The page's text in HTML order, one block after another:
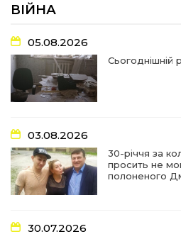
17:18
27 лип
У Барвінківській
найгуманнішої професії
16:29
22 лип
Медики Барвінківської
вдосконалюють
15:09
22 лип
У Пригожому з дітьми та
працювали фахівці
07:17
“Мені й досі сниться
ВІЙНА
05.08.2026
Сьогоднішній
03.08.2026
30-річчя за
просить не
полоненого
30.07.2026